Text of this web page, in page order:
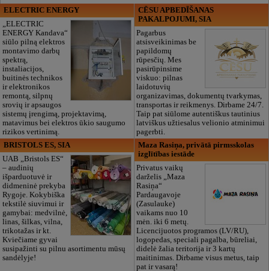
ELECTRIC ENERGY
„ELECTRIC
ENERGY Kandava“
siūlo pilną elektros
montavimo darbų
spektrą,
instaliacijos,
buitinės technikos
ir elektronikos
remontą, silpnų
srovių ir apsaugos
sistemų įrengimą, projektavimą,
matavimus bei elektros ūkio saugumo
rizikos vertinimą.
CĒSU APBEDĪŠANAS
PAKALPOJUMI, SIA
Pagarbus
atsisveikinimas be
papildomų
rūpesčių. Mes
pasirūpinsime
viskuo: pilnas
laidotuvių
organizavimas, dokumentų tvarkymas,
transportas ir reikmenys. Dirbame 24/7.
Taip pat siūlome autentiškus tautinius
latviškus užtiesalus velionio atminimui
pagerbti.
BRISTOLS ES, SIA
UAB „Bristols ES“
– audinių
išparduotuvė ir
didmeninė prekyba
Rygoje. Kokybiška
tekstilė siuvimui ir
gamybai: medvilnė,
linas, šilkas, vilna,
trikotažas ir kt.
Kviečiame gyvai
susipažinti su pilnu asortimentu mūsų
sandėlyje!
Maza Rasiņa, privātā pirmsskolas
izglītības iestāde
Privatus vaikų
darželis „Maza
Rasiņa“
Pardaugavoje
(Zasulauke)
vaikams nuo 10
mėn. iki 6 metų.
Licencijuotos programos (LV/RU),
logopedas, speciali pagalba, būreliai,
didelė žalia teritorija ir 3 kartų
maitinimas. Dirbame visus metus, taip
pat ir vasarą!